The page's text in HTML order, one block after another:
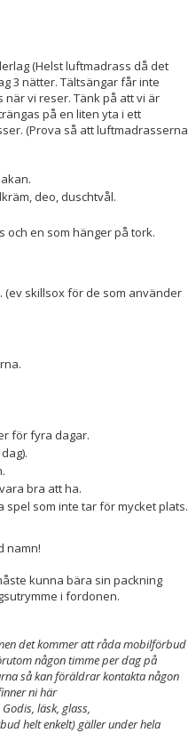
(Helst luftmadrass då det
3 nätter. Tältsängar får inte
vi reser. Tänk på att vi är
på en liten yta i ett
(Prova så att luftmadrasserna
deo, duschtvål.
och en som hänger på tork.
skillsox för de som använder
för fyra dagar.
bra att ha.
som inte tar för mycket plats.
namn!
kunna bära sin packning
i fordonen.
det kommer att råda mobilförbud
någon timme per dag på
så kan föräldrar kontakta någon
ni här
Godis, läsk, glass,
helt enkelt) gäller under hela